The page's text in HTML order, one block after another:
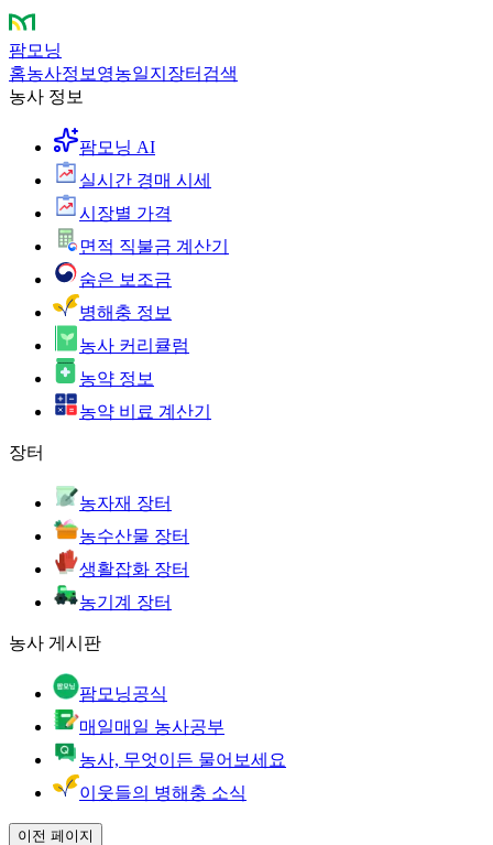
팜모닝
홈농사정보 영농일지 장터 검색
농사 정보
팜모닝 AI
실시간 경매 시세
시장별 가격
면적 직불금 계산기
숨은 보조금
병해충 정보
농사 커리큘럼
농약 정보
농약 비료 계산기
장터
농자재 장터
농수산물 장터
생활잡화 장터
농기계 장터
농사 게시판
팜모닝공식
매일매일 농사공부
농사, 무엇이든 물어보세요
이웃들의 병해충 소식
이전 페이지